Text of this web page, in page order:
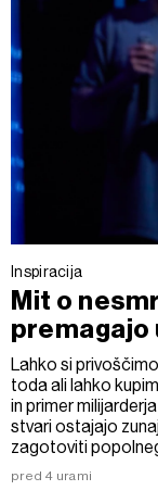
Inspiracija
Mit o
premagajo
Lahko si
toda ali lahko
in primer
stvari ostajajo
zagotoviti
pred 4 urami